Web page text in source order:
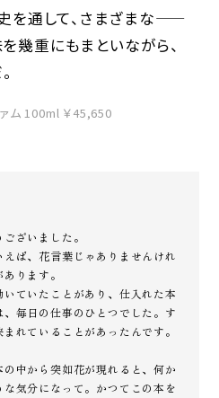
を通して、さまざまな——
幾重にもまといながら、
ム 100ml ￥45,650
ざいました。
ば、花言葉じゃありませんけれ
ります。
ていたことがあり、仕入れた本
毎日の仕事のひとつでした。す
れていることがあったんです。
中から突如花が現れると、何か
気分になって。かつてこの本を